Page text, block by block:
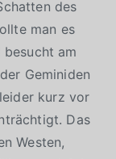
des
man es
am
Geminiden
kurz vor
Das
Westen,